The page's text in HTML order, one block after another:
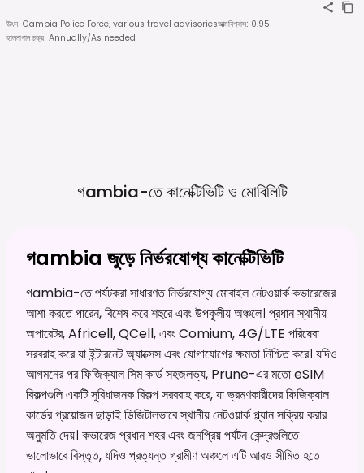
উৎস: Gambia Police Force, various travel advisoriesআত্মবিশ্বাস: 0.95
হালনাগাদ চক্র: Annually/As needed
গambia-তে কানেক্টিভিটি ও মোবিলিটি
গambia জুড়ে নির্ভরযোগ্য কানেক্টিভিটি
গambia-তে পর্যটকরা সাধারণত নির্ভরযোগ্য মোবাইল নেটওয়ার্ক কভারেজের
আশা করতে পারেন, বিশেষ করে শহুরে এবং উপকূলীয় অঞ্চলে। প্রধান স্থানীয়
অপারেটর, Africell, QCell, এবং Comium, 4G/LTE পরিষেবা
সরবরাহ করে যা ইন্টারনেট অ্যাক্সেস এবং যোগাযোগের ক্ষমতা নিশ্চিত করে। যদিও
আগমনের পর ফিজিক্যাল সিম কার্ড সহজলভ্য, Prune-এর মতো eSIM
বিকল্পগুলি একটি সুবিধাজনক বিকল্প সরবরাহ করে, যা ভ্রমণকারীদের ফিজিক্যাল
কার্ডের প্রয়োজন ছাড়াই ডিজিটালভাবে স্থানীয় নেটওয়ার্ক প্ল্যান সক্রিয় করার
অনুমতি দেয়। কভারেজ প্রধান শহর এবং জনপ্রিয় পর্যটন কেন্দ্রগুলিতে
ভালোভাবে বিস্তৃত, যদিও প্রত্যন্ত গ্রামীণ অঞ্চলে এটি আরও সীমিত হতে